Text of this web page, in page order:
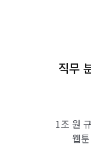
직무
1조 원
웹